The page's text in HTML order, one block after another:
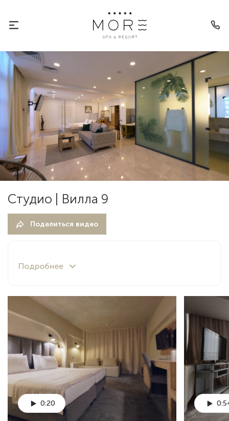
Студио | Вилла 9
Поделиться видео
0:20